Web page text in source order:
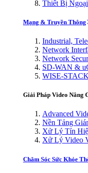
Thiết Bị
Mạng & Truyền Thông
Industrial,
Network
Network
SD-WAN &
WISE-
Giải Pháp Video Nâng
Advanced
Nền Tảng
Xử Lý Tín
Xử Lý Video
Chăm Sóc Sức Khỏe